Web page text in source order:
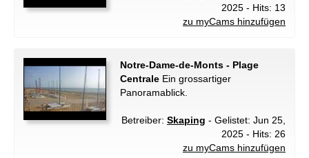
2025 - Hits: 13
zu myCams hinzufügen
Notre-Dame-de-Monts - Plage
Centrale Ein grossartiger
Panoramablick.
Betreiber: Skaping - Gelistet: Jun 25,
2025 - Hits: 26
zu myCams hinzufügen